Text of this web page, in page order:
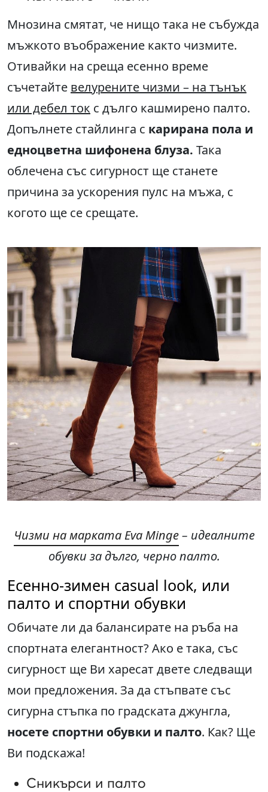
Мнозина смятат, че нищо така не събужда
мъжкото въображение както чизмите.
Отивайки на среща есенно време
съчетайте велурените чизми – на тънък
или дебел ток с дълго кашмирено палто.
Допълнете стайлинга с карирана пола и
едноцветна шифонена блуза. Така
облечена със сигурност ще станете
причина за ускорения пулс на мъжа, с
когото ще се срещате.
Чизми на марката Eva Minge– идеалните
обувки за дълго, черно палто.
Есенно-зимен casual look, или
палто и спортни обувки
Обичате ли да балансирате на ръба на
спортната елегантност? Ако е така, със
сигурност ще Ви харесат двете следващи
мои предложения. За да стъпвате със
сигурна стъпка по градската джунгла,
носете спортни обувки и палто. Как? Ще
Ви подскажа!
Сникърси и палто